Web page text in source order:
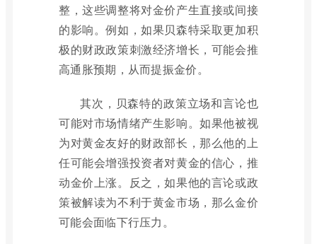
整，这些调整将对金价产生直接或间接
的影响。例如，如果贝森特采取更加积
极的财政政策刺激经济增长，可能会推
高通胀预期，从而提振金价。
其次，贝森特的政策立场和言论也
可能对市场情绪产生影响。如果他被视
为对黄金友好的财政部长，那么他的上
任可能会增强投资者对黄金的信心，推
动金价上涨。反之，如果他的言论或政
策被解读为不利于黄金市场，那么金价
可能会面临下行压力。